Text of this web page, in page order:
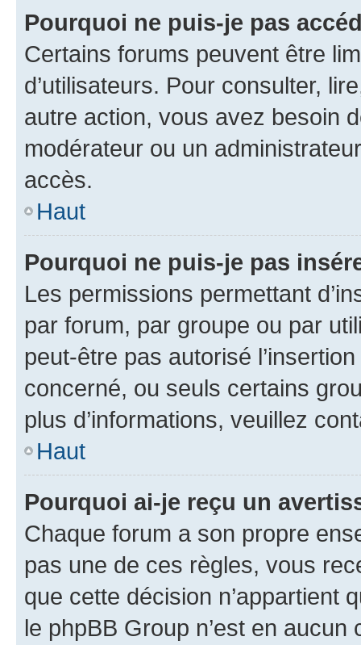
Pourquoi ne puis-je pas
Certains forums peuvent être
d’utilisateurs. Pour consulter,
autre action, vous avez besoin
modérateur ou un
accès.
Haut
Pourquoi ne puis-je pas
Les permissions permettant
par forum, par groupe ou par
peut-être pas autorisé
concerné, ou seuls certains
plus d’informations, veuillez
Haut
Pourquoi ai-je reçu un
Chaque forum a son propre
pas une de ces règles, vous
que cette décision n’appartient
le phpBB Group n’est en